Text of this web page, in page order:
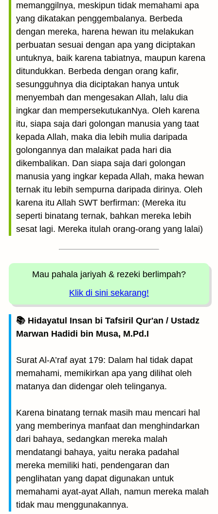
memanggilnya, meskipun tidak memahami apa
yang dikatakan penggembalanya. Berbeda
dengan mereka, harena hewan itu melakukan
perbuatan sesuai dengan apa yang diciptakan
untuknya, baik karena tabiatnya, maupun karena
ditundukkan. Berbeda dengan orang kafir,
sesungguhnya dia diciptakan hanya untuk
menyembah dan mengesakan Allah, lalu dia
ingkar dan mempersekutukanNya. Oleh karena
itu, siapa saja dari golongan manusia yang taat
kepada Allah, maka dia lebih mulia daripada
golongannya dan malaikat pada hari dia
dikembalikan. Dan siapa saja dari golongan
manusia yang ingkar kepada Allah, maka hewan
ternak itu lebih sempurna daripada dirinya. Oleh
karena itu Allah SWT berfirman: (Mereka itu
seperti binatang ternak, bahkan mereka lebih
sesat lagi. Mereka itulah orang-orang yang lalai)
Mau pahala jariyah & rezeki berlimpah?
Klik di sini sekarang!
📚 Hidayatul Insan bi Tafsiril Qur'an / Ustadz
Marwan Hadidi bin Musa, M.Pd.I
Surat Al-A’raf ayat 179: Dalam hal tidak dapat
memahami, memikirkan apa yang dilihat oleh
matanya dan didengar oleh telinganya.
Karena binatang ternak masih mau mencari hal
yang memberinya manfaat dan menghindarkan
dari bahaya, sedangkan mereka malah
mendatangi bahaya, yaitu neraka padahal
mereka memiliki hati, pendengaran dan
penglihatan yang dapat digunakan untuk
memahami ayat-ayat Allah, namun mereka malah
tidak mau menggunakannya.